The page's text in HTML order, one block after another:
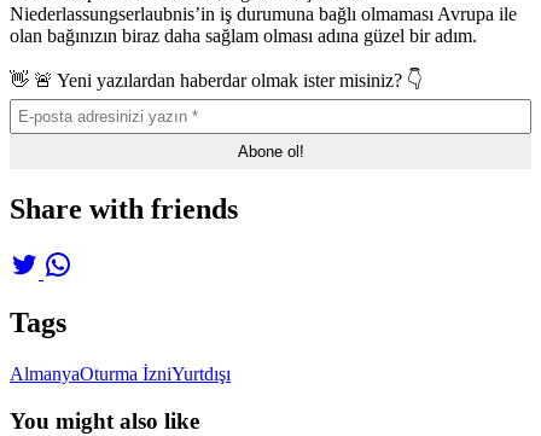
Niederlassungserlaubnis’in iş durumuna bağlı olmaması Avrupa ile
olan bağınızın biraz daha sağlam olması adına güzel bir adım.
👋 🚨 Yeni yazılardan haberdar olmak ister misiniz? 👇
Share with friends
Tags
AlmanyaOturma İzniYurtdışı
You might also like